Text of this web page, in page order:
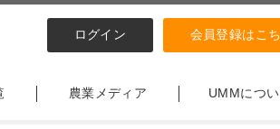
ログイン 会員登録はこ
農業メディア UMMにつ